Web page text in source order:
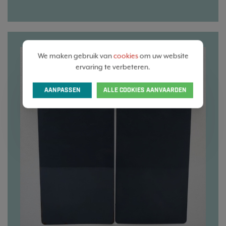
We maken gebruik vancookiesom uw website
ervaring te verbeteren.
AANPASSEN ALLE COOKIES AANVAARDEN